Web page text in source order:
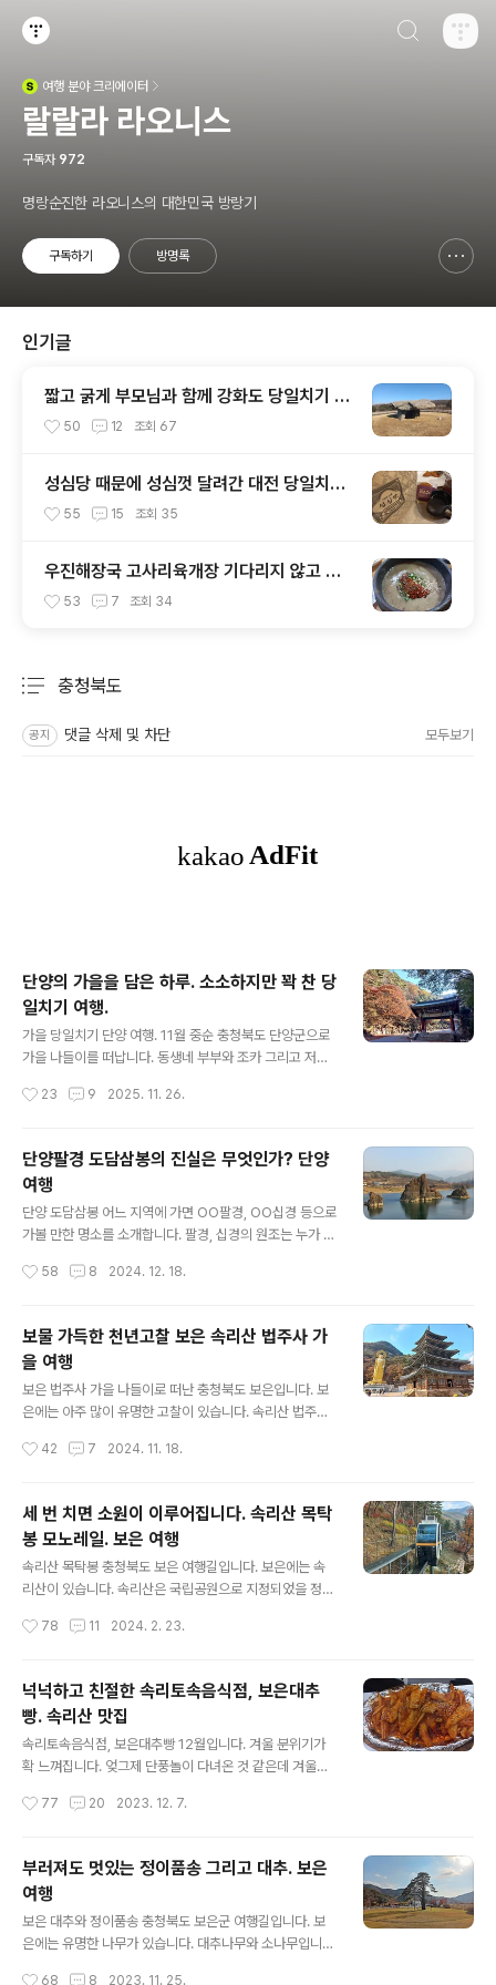
여행분야 크리에이터
랄랄라 라오니스
구독자 972
명랑순진한 라오니스의 대한민국 방랑기
구독하기 방명록
인기글
짧고 굵게 부모님과 함께 강화도 당일치기 가
족여행
50 12 조회 67
성심당 때문에 성심껏 달려간 대전 당일치기
기차여행
55 15 조회 35
우진해장국 고사리육개장 기다리지 않고 먹
는 방법. 제주도 맛집
53 7 조회 34
충청북도
공지 댓글 삭제 및 차단 모두보기
단양의 가을을 담은 하루. 소소하지만 꽉 찬 당
일치기 여행.
가을 당일치기 단양 여행. 11월 중순 충청북도 단양군으로
가을 나들이를 떠납니다. 동생네 부부와 조카 그리고 저까
리가 많은 고장입니다. 시간 관계상 여러 곳을 보진 못했지
페 산, 단양구경시장 등을 살펴보았습니다. 평택에서 출발
하여 단양까지는 2시간 정도 걸립니다. 평택 제천 간 고속
도로 천등산 휴게소에서 잠시 쉬어갑니다. 울고 넘는 박달
재라는 노래에 나오는 그 천등산입니다. 천등산 박달재를
울고 넘는 우리 님아 ♬ 휴게소가 있는 곳이 충청북도 충주
휴게소에는 고구려 테마공원이 있습니다. 공원은 규모가
23 9 2025. 11. 26.
단양팔경 도담삼봉의 진실은 무엇인가? 단양
여행
단양 도담삼봉 어느 지역에 가면 OO팔경, OO십경 등으로
가볼 만한 명소를 소개합니다. 팔경, 십경의 원조는 누가 뭐
곳이 도담삼봉입니다. 많은 이야기가 담긴 도담삼봉으로
다. 단양읍내에서 자동차로 10분 정도 걸립니다. 입장료는
없습니다. 주차비는 일반 승용차 기준 3,000원입니다. 도
담삼봉 입구에는 단양군 마스코트 온달과 평강이 있습니
다. 온달이 마지막으로 싸우다 전사한 곳이 단양 온달산성
이라고 합니다. (단양이 아니고 서울 아차산이 마지막 전투
담삼봉이 보입니다. 마차를 타고 도담삼봉 일대를 돌아볼
58 8 2024. 12. 18.
보물 가득한 천년고찰 보은 속리산 법주사 가
을 여행
보은 법주사 가을 나들이로 떠난 충청북도 보은입니다. 보
은에는 아주 많이 유명한 고찰이 있습니다. 속리산 법주사
문화재가 되었습니다. 실제로 국보, 보물급 문화재도 다수
숲길입니다. 속리산 입구에서 상가가 모여 있는 길이 1㎞
이고 상가 끝에서 법주사까지 1㎞입니다. 법주사 앞까지
차 타고 갈 수 없습니다. 1㎞ 전에 있는 주차장에서 걸어
가야 합니다. 숲길을 올라가자보면 일주문을 만납니다. 일
다. 일주문에 호서제일가람이라 적혀 있습니다. 호서지역
42 7 2024. 11. 18.
세 번 치면 소원이 이루어집니다. 속리산 목탁
봉 모노레일. 보은 여행
속리산 목탁봉 충청북도 보은 여행길입니다. 보은에는 속
리산이 있습니다. 속리산은 국립공원으로 지정되었을 정도
을 지납니다. 말티재를 넘어 속리산으로 가는 길에 솔향공
리산 방향으로 가다 보면 솔향공원이 크게 보입니다. 주차
장도 잘 되어 있고요. 주차비 무료. 소나무 홍보전시관이라
쓰여 있지만 크게 관심 있진 않았습니다. 주차하고 주변을
살펴봅니다. 스카이 바이크를 타보고 싶었습니다. 속리산
레일 등이 있습니다. 금액을 보니 생각보다 비쌉니다. 스카
78 11 2024. 2. 23.
넉넉하고 친절한 속리토속음식점, 보은대추
빵. 속리산 맛집
속리토속음식점, 보은대추빵 12월입니다. 겨울 분위기가
확 느껴집니다. 엊그제 단풍놀이 다녀온 것 같은데 겨울이
단풍놀이 만난 먹거리를 소개해야겠습니다. 속리산 법주사
주사로 향합니다. 말티재는 굽이굽이 고갯길입니다. 운전
하기 어렵지만 풍경이 좋습니다. 말티재를 거치지 않고 법
주사로 갈 수도 있습니다. 법주사로 향하는 길 가로수가 잘
정돈된 모습이 보기 좋습니다. 친구가 운전하고 저는 보조
77 20 2023. 12. 7.
부러져도 멋있는 정이품송 그리고 대추. 보은
여행
보은 대추와 정이품송 충청북도 보은군 여행길입니다. 보
은에는 유명한 나무가 있습니다. 대추나무와 소나무입니
68 8 2023. 11. 25.